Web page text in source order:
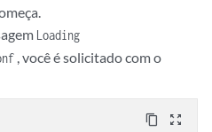
Loading
, você é solicitado com o
content_copy zoom_out_map